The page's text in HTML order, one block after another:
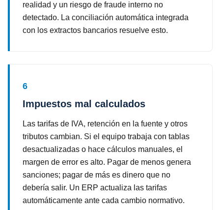
realidad y un riesgo de fraude interno no
detectado. La conciliación automática integrada
con los extractos bancarios resuelve esto.
6
Impuestos mal calculados
Las tarifas de IVA, retención en la fuente y otros
tributos cambian. Si el equipo trabaja con tablas
desactualizadas o hace cálculos manuales, el
margen de error es alto. Pagar de menos genera
sanciones; pagar de más es dinero que no
debería salir. Un ERP actualiza las tarifas
automáticamente ante cada cambio normativo.